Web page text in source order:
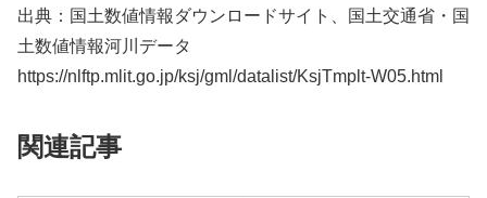
出典：国土数値情報ダウンロードサイト、国土交通省・国
土数値情報河川データ
https://nlftp.mlit.go.jp/ksj/gml/datalist/KsjTmplt-W05.html
関連記事